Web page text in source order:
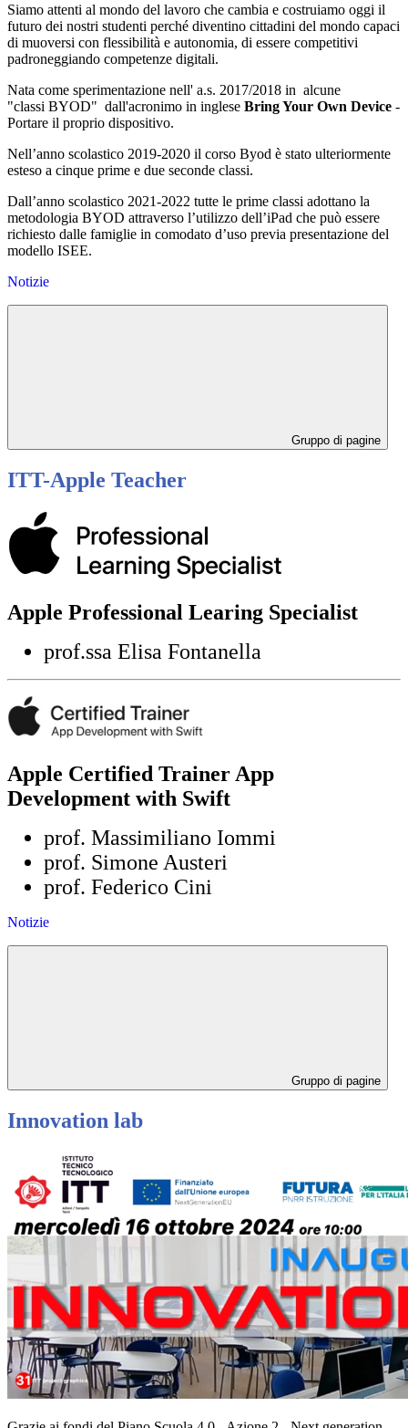
Siamo attenti al mondo del lavoro che cambia e costruiamo oggi il
futuro dei nostri studenti perché diventino cittadini del mondo capaci
di muoversi con flessibilità e autonomia, di essere competitivi
padroneggiando competenze digitali.
Nata come sperimentazione nell' a.s. 2017/2018 in alcune
"classi BYOD" dall'acronimo in inglese Bring Your Own Device -
Portare il proprio dispositivo.
Nell’anno scolastico 2019-2020 il corso Byod è stato ulteriormente
esteso a cinque prime e due seconde classi.
Dall’anno scolastico 2021-2022 tutte le prime classi adottano la
metodologia BYOD attraverso l’utilizzo dell’iPad che può essere
richiesto dalle famiglie in comodato d’uso previa presentazione del
modello ISEE.
Notizie
Gruppo di pagine
ITT-Apple Teacher
Apple Professional Learing Specialist
prof.ssa Elisa Fontanella
Apple Certified Trainer App
Development with Swift
prof. Massimiliano Iommi
prof. Simone Austeri
prof. Federico Cini
Notizie
Gruppo di pagine
Innovation lab